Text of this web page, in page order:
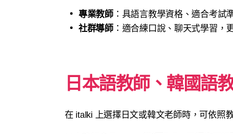
專業教師：具語言教學資格、適合考試
社群導師：適合練口說、聊天式學習，
日本語教師、韓國語
在 italki 上選擇日文或韓文老師時，可依照